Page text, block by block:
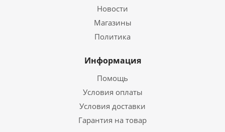
Новости
Магазины
Политика
Информация
Помощь
Условия оплаты
Условия доставки
Гарантия на товар